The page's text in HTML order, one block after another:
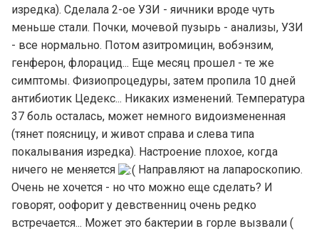
изредка). Сделала 2-ое УЗИ - яичники вроде чуть
меньше стали. Почки, мочевой пузырь - анализы, УЗИ
- все нормально. Потом азитромицин, вобэнзим,
генферон, флорацид... Еще месяц прошел - те же
симптомы. Физиопроцедуры, затем пропила 10 дней
антибиотик Цедекс... Никаких изменений. Температура
37 боль осталась, может немного видоизмененная
(тянет поясницу, и живот справа и слева типа
покалывания изредка). Настроение плохое, когда
ничего не меняется
Направляют на лапароскопию.
Очень не хочется - но что можно еще сделать? И
говорят, оофорит у девственниц очень редко
встречается... Может это бактерии в горле вызвали (